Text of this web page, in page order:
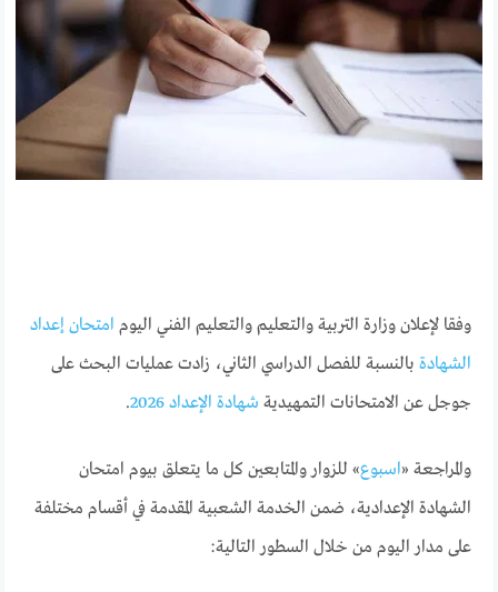
وفقا لإعلان وزارة التربية والتعليم والتعليم الفني اليوم امتحان إعداد
الشهادة بالنسبة للفصل الدراسي الثاني، زادت عمليات البحث على
جوجل عن الامتحانات التمهيدية شهادة الإعداد 2026 .
والمراجعة «اسبوع» للزوار والمتابعين كل ما يتعلق بيوم امتحان
الشهادة الإعدادية، ضمن الخدمة الشعبية المقدمة في أقسام مختلفة
على مدار اليوم من خلال السطور التالية: